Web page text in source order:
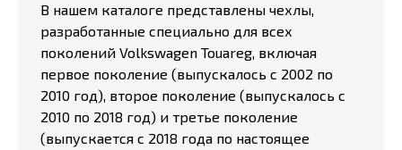
В нашем каталоге представлены чехлы,
разработанные специально для всех
поколений Volkswagen Touareg, включая
первое поколение (выпускалось с 2002 по
2010 год), второе поколение (выпускалось с
2010 по 2018 год) и третье поколение
(выпускается с 2018 года по настоящее